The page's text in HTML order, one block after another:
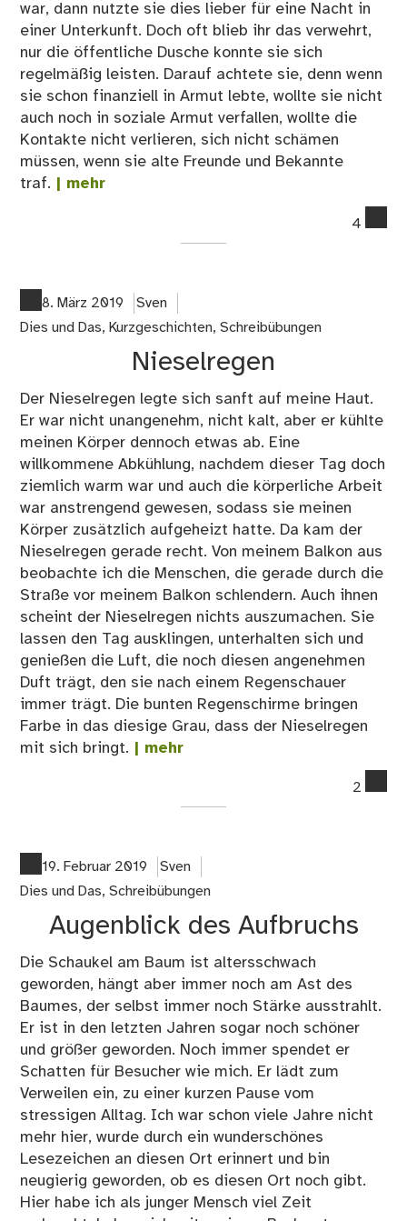
war, dann nutzte sie dies lieber für eine Nacht in
einer Unterkunft. Doch oft blieb ihr das verwehrt,
nur die öffentliche Dusche konnte sie sich
regelmäßig leisten. Darauf achtete sie, denn wenn
sie schon finanziell in Armut lebte, wollte sie nicht
auch noch in soziale Armut verfallen, wollte die
Kontakte nicht verlieren, sich nicht schämen
müssen, wenn sie alte Freunde und Bekannte
traf. | mehr
4
8. März 2019
Sven
Dies und Das, Kurzgeschichten,Schreibübungen
Nieselregen
Der Nieselregen legte sich sanft auf meine Haut.
Er war nicht unangenehm, nicht kalt, aber er kühlte
meinen Körper dennoch etwas ab. Eine
willkommene Abkühlung, nachdem dieser Tag doch
ziemlich warm war und auch die körperliche Arbeit
war anstrengend gewesen, sodass sie meinen
Körper zusätzlich aufgeheizt hatte. Da kam der
Nieselregen gerade recht. Von meinem Balkon aus
beobachte ich die Menschen, die gerade durch die
Straße vor meinem Balkon schlendern. Auch ihnen
scheint der Nieselregen nichts auszumachen. Sie
lassen den Tag ausklingen, unterhalten sich und
genießen die Luft, die noch diesen angenehmen
Duft trägt, den sie nach einem Regenschauer
immer trägt. Die bunten Regenschirme bringen
Farbe in das diesige Grau, dass der Nieselregen
mit sich bringt. | mehr
2
19. Februar 2019
Sven
Dies und Das,Schreibübungen
Augenblick des Aufbruchs
Die Schaukel am Baum ist altersschwach
geworden, hängt aber immer noch am Ast des
Baumes, der selbst immer noch Stärke ausstrahlt.
Er ist in den letzten Jahren sogar noch schöner
und größer geworden. Noch immer spendet er
Schatten für Besucher wie mich. Er lädt zum
Verweilen ein, zu einer kurzen Pause vom
stressigen Alltag. Ich war schon viele Jahre nicht
mehr hier, wurde durch ein wunderschönes
Lesezeichen an diesen Ort erinnert und bin
neugierig geworden, ob es diesen Ort noch gibt.
Hier habe ich als junger Mensch viel Zeit